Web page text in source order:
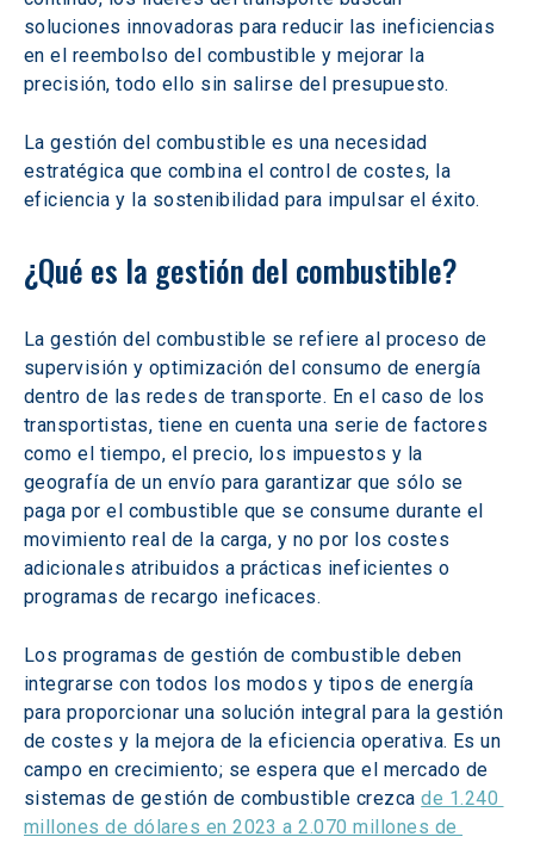
soluciones innovadoras para reducir las ineficiencias
en el reembolso del combustible y mejorar la
precisión, todo ello sin salirse del presupuesto.
La gestión del combustible es una necesidad
estratégica que combina el control de costes, la
eficiencia y la sostenibilidad para impulsar el éxito.
¿Qué es la gestión del combustible?
La gestión del combustible se refiere al proceso de
supervisión y optimización del consumo de energía
dentro de las redes de transporte. En el caso de los
transportistas, tiene en cuenta una serie de factores
como el tiempo, el precio, los impuestos y la
geografía de un envío para garantizar que sólo se
paga por el combustible que se consume durante el
movimiento real de la carga, y no por los costes
adicionales atribuidos a prácticas ineficientes o
programas de recargo ineficaces.
Los programas de gestión de combustible deben
integrarse con todos los modos y tipos de energía
para proporcionar una solución integral para la gestión
de costes y la mejora de la eficiencia operativa. Es un
campo en crecimiento; se espera que el mercado de
sistemas de gestión de combustible crezca de 1.240
millones de dólares en 2023 a 2.070 millones de